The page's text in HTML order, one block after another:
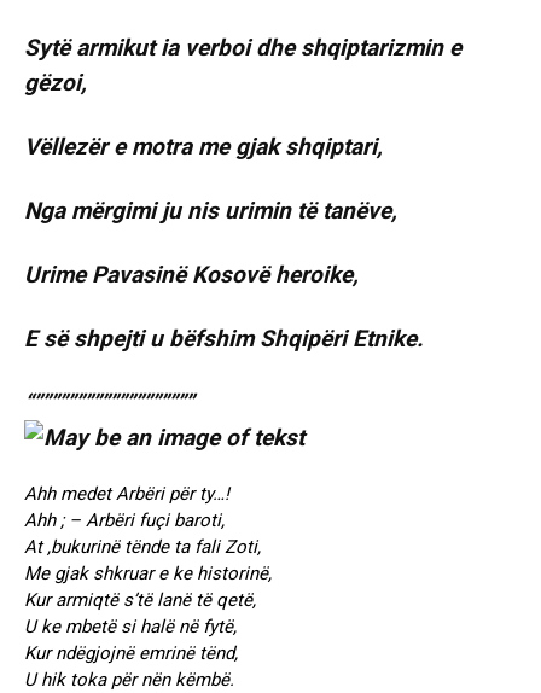
Sytë armikut ia verboi dhe shqiptarizmin e
gëzoi,
Vëllezër e motra me gjak shqiptari,
Nga mërgimi ju nis urimin të tanëve,
Urime Pavasinë Kosovë heroike,
E së shpejti u bëfshim Shqipëri Etnike.
“”””””””””””””””””””
Ahh medet Arbëri për ty…!
Ahh ; – Arbëri fuçi baroti,
At ,bukurinë tënde ta fali Zoti,
Me gjak shkruar e ke historinë,
Kur armiqtë s’të lanë të qetë,
U ke mbetë si halë në fytë,
Kur ndëgjojnë emrinë tënd,
U hik toka për nën këmbë.